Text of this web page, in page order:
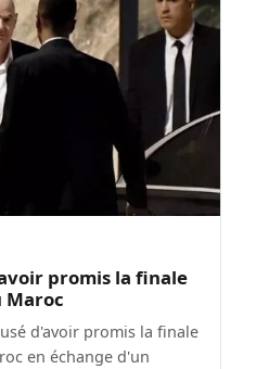
promis la finale
Maroc
d'avoir promis la finale
en échange d'un